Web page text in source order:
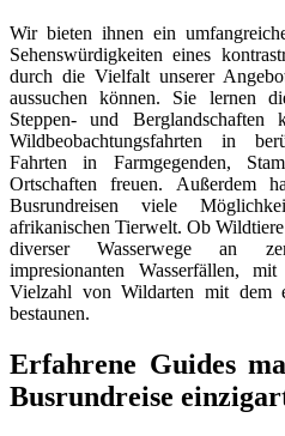
Wir bieten ihnen ein
Sehenswürdigkeiten eines
durch die Vielfalt unserer
aussuchen können. Sie lernen
Steppen- und
Wildbeobachtungsfahrten in
Fahrten in Farmgegenden,
Ortschaften freuen. Außerdem
Busrundreisen viele
afrikanischen Tierwelt. Ob
diverser Wasserwege an
impresionanten Wasserfällen,
Vielzahl von Wildarten mit dem
bestaunen.
Erfahrene Guides
Busrundreise